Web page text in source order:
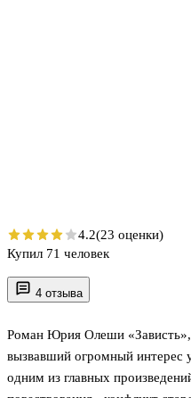
4 отзыва
Роман Юрия Олеши
вызвавший огромный интерес
одним из главных
4.2(23 оценки)
Купил 71 человек